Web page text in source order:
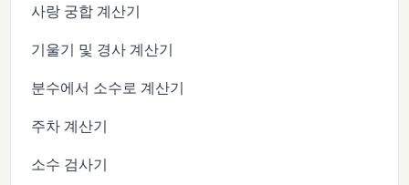
사랑 궁합 계산기
기울기 및 경사 계산기
분수에서 소수로 계산기
주차 계산기
소수 검사기